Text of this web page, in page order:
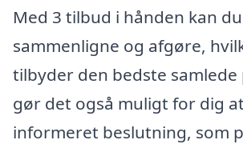
Med 3 tilbud i hånden kan du
sammenligne og afgøre,
tilbyder den bedste samlede
gør det også muligt for dig
informeret beslutning, som